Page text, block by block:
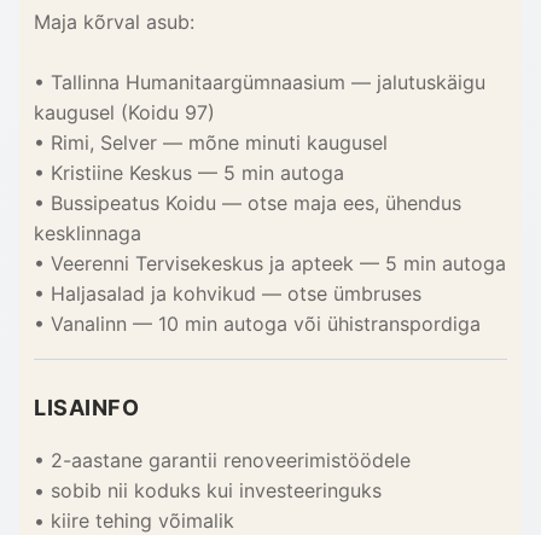
Maja kõrval asub:
• Tallinna Humanitaargümnaasium — jalutuskäigu
kaugusel (Koidu 97)
• Rimi, Selver — mõne minuti kaugusel
• Kristiine Keskus — 5 min autoga
• Bussipeatus Koidu — otse maja ees, ühendus
kesklinnaga
• Veerenni Tervisekeskus ja apteek — 5 min autoga
• Haljasalad ja kohvikud — otse ümbruses
• Vanalinn — 10 min autoga või ühistranspordiga
LISAINFO
• 2-aastane garantii renoveerimistöödele
• sobib nii koduks kui investeeringuks
• kiire tehing võimalik